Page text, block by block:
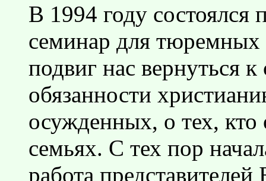
В 1994 году состоялся
семинар для
подвиг нас вернуться
обязанности
осужденных, о тех, кто
семьях. С тех пор
работа